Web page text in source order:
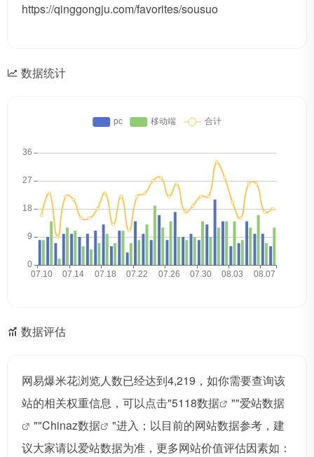
https://qinggongju.com/favorites/sousuo
数据统计
数据评估
网易爆米花浏览人数已经达到4,219，如你需要查询该
站的相关权重信息，可以点击"5118数据 ""爱站数据
""Chinaz数据
"进入；以目前的网站数据参考，建
议大家请以爱站数据为准，更多网站价值评估因素如：